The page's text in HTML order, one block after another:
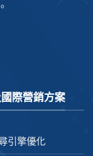
際營銷方案
引擎優化